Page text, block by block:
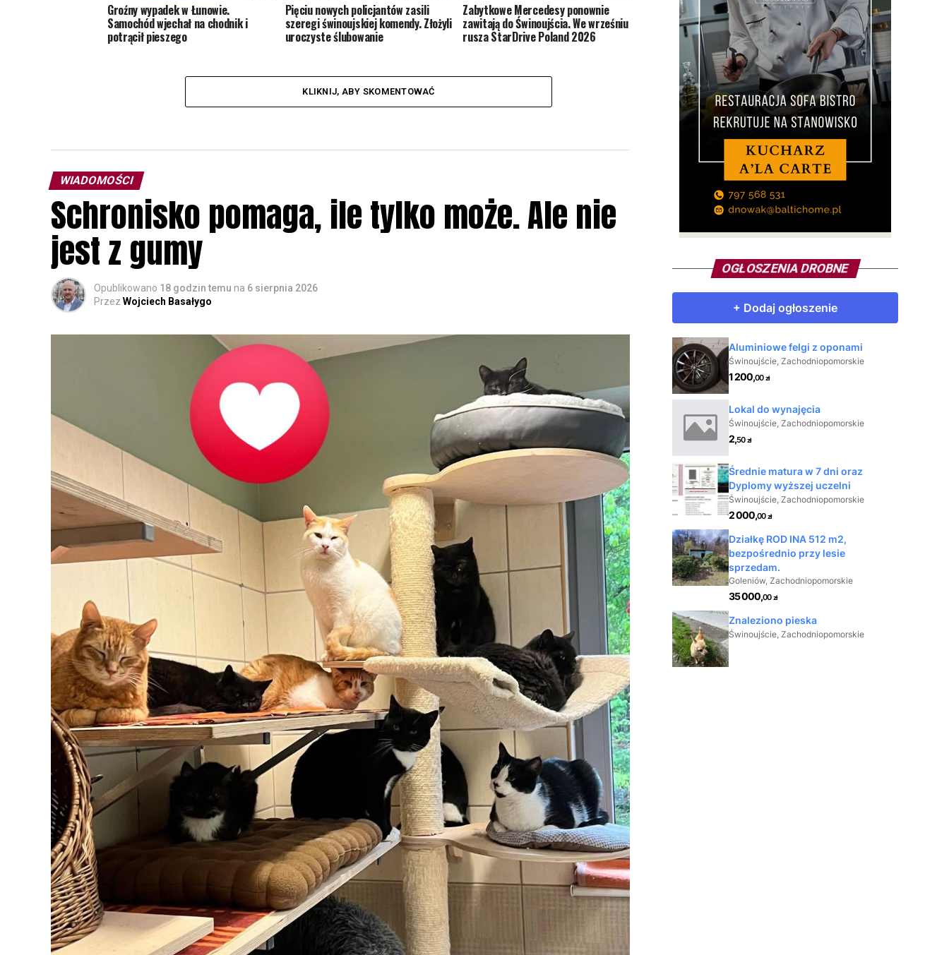
Groźny wypadek w Łunowie.
Samochód wjechał na chodnik i
potrącił pieszego
Pięciu nowych policjantów zasili
szeregi świnoujskiej komendy. Złożyli
uroczyste ślubowanie
Zabytkowe Mercedesy ponownie
zawitają do Świnoujścia. We wrześniu
rusza StarDrive Poland 2026
KLIKNIJ, ABY SKOMENTOWAĆ
WIADOMOŚCI
Schronisko pomaga, ile tylko może. Ale nie
jest z gumy
Opublikowano 18 godzin temu na 6 sierpnia 2026
Przez Wojciech Basałygo
OGŁOSZENIA DROBNE